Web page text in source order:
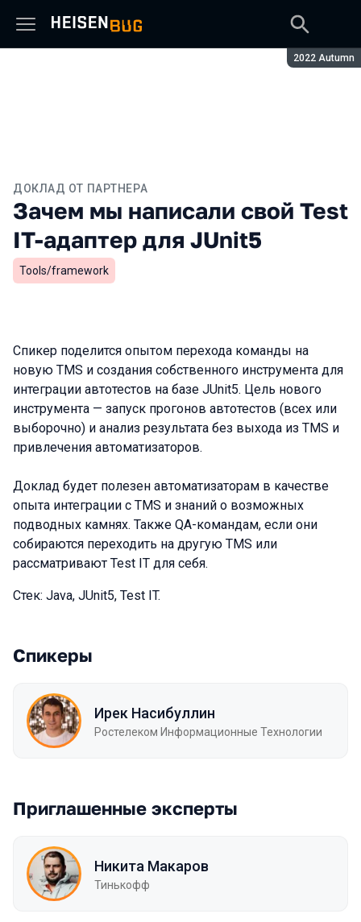
Сезон:
2022 Autumn
ДОКЛАД ОТ ПАРТНЕРА
Зачем мы написали свой Test
IT-адаптер для JUnit5
Tools/framework
Спикер поделится опытом перехода команды на
новую TMS и создания собственного инструмента для
интеграции автотестов на базе JUnit5. Цель нового
инструмента — запуск прогонов автотестов (всех или
выборочно) и анализ результата без выхода из TMS и
привлечения автоматизаторов.
Доклад будет полезен автоматизаторам в качестве
опыта интеграции с TMS и знаний о возможных
подводных камнях. Также QA-командам, если они
собираются переходить на другую TMS или
рассматривают Test IT для себя.
Стек: Java, JUnit5, Test IT.
Спикеры
Ирек Насибуллин
Ростелеком Информационные Технологии
Приглашенные эксперты
Никита Макаров
Тинькофф